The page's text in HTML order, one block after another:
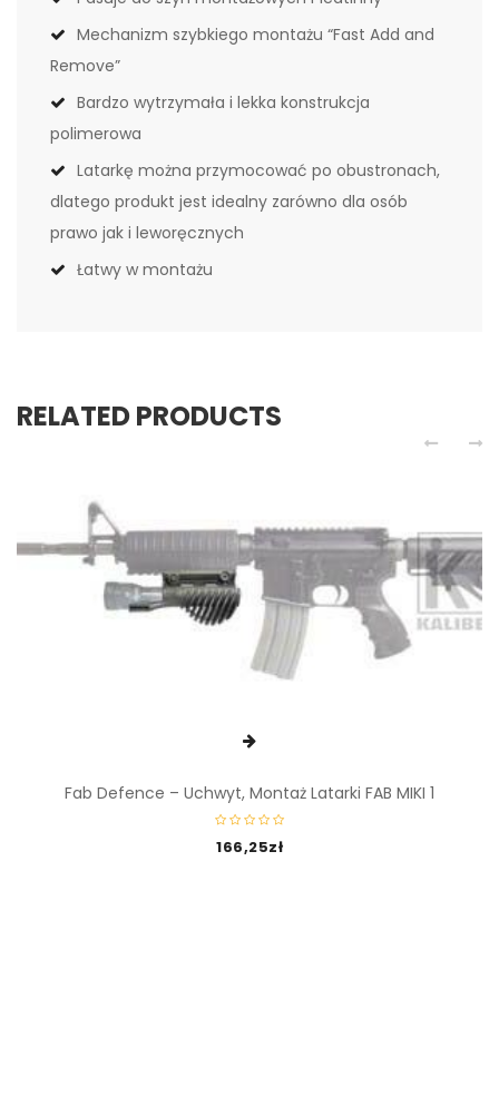
Mechanizm szybkiego montażu “Fast Add and
Remove”
Bardzo wytrzymała i lekka konstrukcja
polimerowa
Latarkę można przymocować po obustronach,
dlatego produkt jest idealny zarówno dla osób
prawo jak i leworęcznych
Łatwy w montażu
RELATED PRODUCTS
Fab Defence – Uchwyt, Montaż Latarki FAB MIKI 1
166,25zł